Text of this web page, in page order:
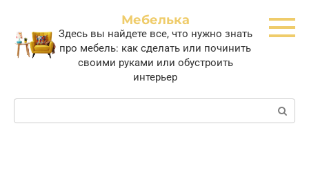
контенту
Мебелька
Здесь вы найдете все, что нужно знать
про мебель: как сделать или починить
своими руками или обустроить
интерьер
Поиск: